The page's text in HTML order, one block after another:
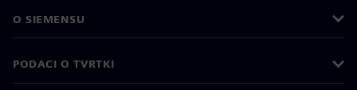
O SIEMENSU
PODACI O TVRTKI